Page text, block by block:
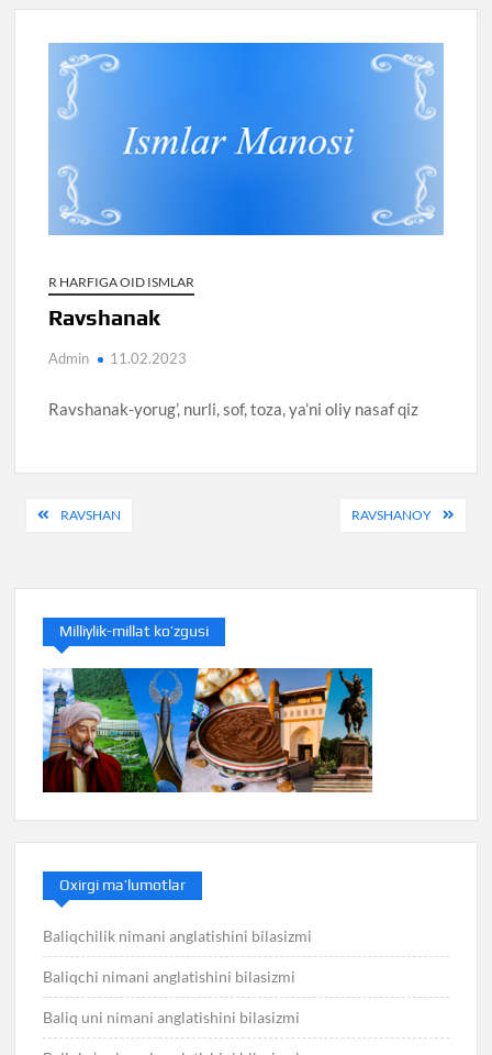
R HARFIGA OID ISMLAR
Ravshanak
Admin 11.02.2023
Ravshanak-yorug’, nurli, sof, toza, ya’ni oliy nasaf qiz
PostRAVSHAN RAVSHANOY
Milliylik-millat ko’zgusi
Oxirgi ma’lumotlar
Baliqchilik nimani anglatishini bilasizmi
Baliqchi nimani anglatishini bilasizmi
Baliq uni nimani anglatishini bilasizmi